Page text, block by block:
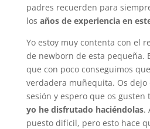
padres recuerden para
los años de experiencia en
Yo estoy muy contenta con el
de newborn de esta pequeña.
que con poco conseguimos
verdadera muñequita. Os dejo
sesión y espero que os gusten
yo he disfrutado haciéndolas.
puesto difícil, pero esto hace